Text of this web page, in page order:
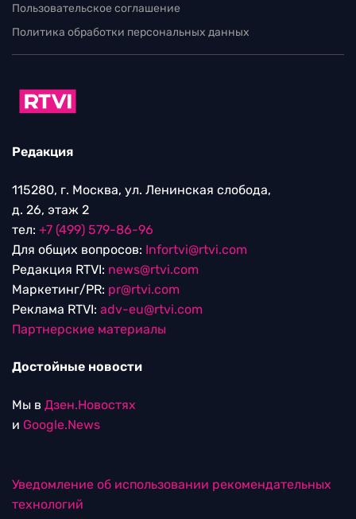
Пользовательское соглашение
Политика обработки персональных данных
Редакция
115280, г. Москва, ул. Ленинская слобода,
д. 26, этаж 2
тел: +7 (499) 579-86-96
Для общих вопросов: Infortvi@rtvi.com
Редакция RTVI: news@rtvi.com
Маркетинг/PR: pr@rtvi.com
Реклама RTVI: adv-eu@rtvi.com
Партнерские материалы
Достойные новости
Мы в Дзен.Новостях
и Google.News
Уведомление об использовании рекомендательных
технологий